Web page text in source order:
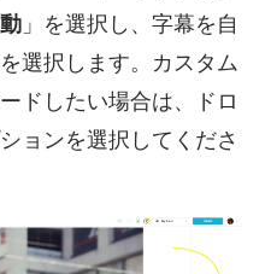
」を選択し、字幕を自
選択します。カスタム
ドしたい場合は、ドロ
ョンを選択してくださ